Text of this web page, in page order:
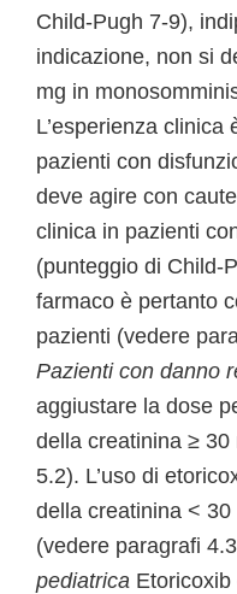
Child-Pugh 7-9),
indicazione, non si
mg in
L’esperienza
pazienti con
deve agire con
clinica in pazienti
(punteggio di Child-
farmaco è pertanto
pazienti (vedere
Pazienti con danno
aggiustare la dose
della creatinina ≥
5.2). L’uso di
della creatinina <
(vedere paragrafi
pediatrica